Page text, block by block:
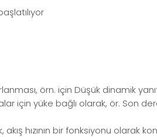
örn. için Düşük dinamik
için yüke bağlı olarak, ör. Son
akış hızının bir fonksiyonu